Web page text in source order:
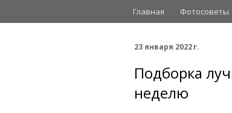
Главная Фотосоветы
23 января 2022 г.
Подборка
неделю